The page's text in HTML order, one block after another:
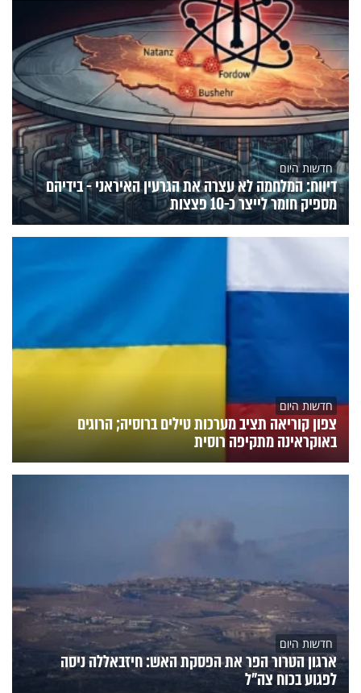
חדשות היום
דיווח: המלחמה לא עצרה את הגרעין האיראני - בידיהם
מספיק חומר לייצר כ-10 פצצות
חדשות היום
צפון קוריאה תציב מערכות טילים ברוסיה; הרוגים
באוקראינה מתקיפה רוסית
חדשות היום
ארגון הטרור הפר את הפסקת האש: חיזבאללה ניסה
לפגוע בכוח צה"ל